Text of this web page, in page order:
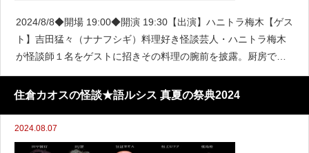
2024/8/8◆開場 19:00◆開演 19:30【出演】ハニトラ梅木【ゲス
ト】吉田猛々（ナナフシギ）料理好き怪談芸人・ハニトラ梅木
が怪談師１名をゲストに招きその料理の腕前を披露。厨房で料
理を作っている間、ゲスト怪談師が怪談を披露してその場をつ
なぐという掟破りの怪談イベン
住倉カオスの怪談★語ルシス 真夏の祭典2024
2024.08.07